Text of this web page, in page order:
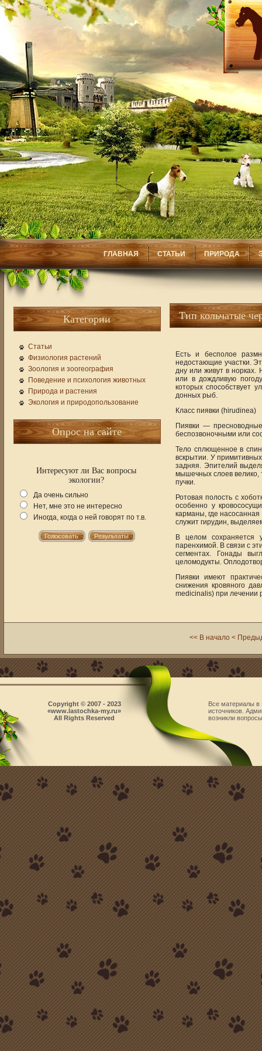
ГЛАВНАЯ СТАТЬИ ПРИРОДА
Категории
Статьи
Физиология растений
Зоология и зоогеография
Поведение и психология животных
Природа и растения
Экология и природопользование
Опрос на сайте
Интересуют ли Вас вопросы
экологии?
Да очень сильно
Нет, мне это не интересно
Иногда, когда о ней говорят по т.в.
Тип кольчатые
Есть и бесполое
недостающие участки.
дну или живут в
или в дождливую
которых способствует
донных рыб.
Класс пиявки (hirudinea)
Пиявки —
беспозвоночными или
Тело сплющенное в
вскрытии. У
задняя. Эпителий
мышечных слоев велико,
пучки.
Ротовая полость с
особенно у
карманы, где
служит гирудин,
В целом сохраняется
паренхимой. В связи с
сегментах. Гонады
целомодукты.
Пиявки имеют
снижения кровяного
medicinalis) при лечении
<< В начало <
Все материалы в
источников.
возникли
Copyright © 2007 - 2023
«www.lastochka-my.ru»
All Rights Reserved